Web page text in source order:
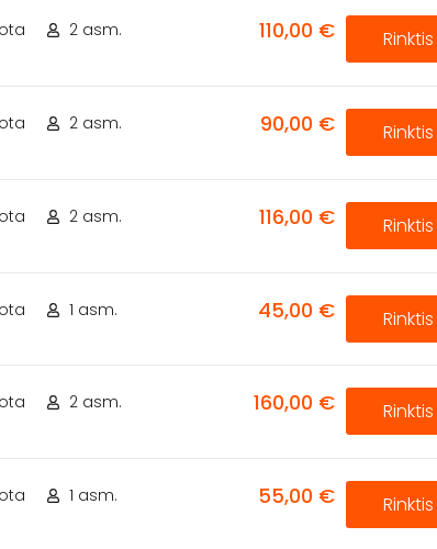
2 asm. 110,00 € Rinktis
2 asm. 90,00 € Rinktis
2 asm. 116,00 € Rinktis
1 asm. 45,00 € Rinktis
2 asm. 160,00 € Rinktis
1 asm. 55,00 € Rinktis